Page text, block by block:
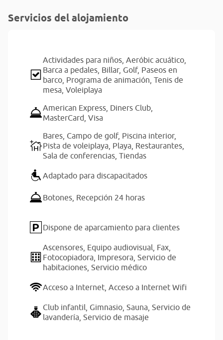
Servicios del alojamiento
Actividades para niños, Aeróbic acuático,
Barca a pedales, Billar, Golf, Paseos en
barco, Programa de animación, Tenis de
mesa, Voleiplaya
American Express, Diners Club,
MasterCard, Visa
Bares, Campo de golf, Piscina interior,
Pista de voleiplaya, Playa, Restaurantes,
Sala de conferencias, Tiendas
Adaptado para discapacitados
Botones, Recepción 24 horas
Dispone de aparcamiento para clientes
Ascensores, Equipo audiovisual, Fax,
Fotocopiadora, Impresora, Servicio de
habitaciones, Servicio médico
Acceso a Internet, Acceso a Internet Wifi
Club infantil, Gimnasio, Sauna, Servicio de
lavandería, Servicio de masaje